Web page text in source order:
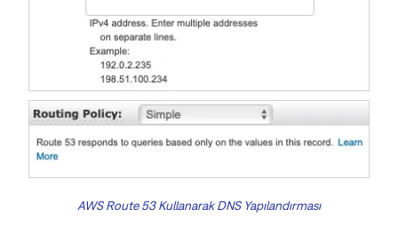
AWS Route 53 Kullanarak DNS Yapılandırması